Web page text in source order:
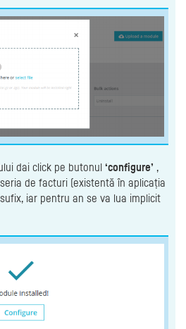
dai click pe butonul ‘configure’ ,
de facturi (existentă în aplicația
iar pentru an se va lua implicit